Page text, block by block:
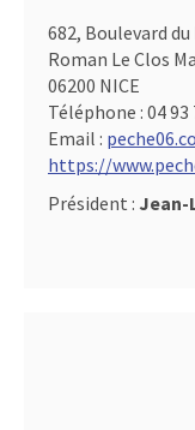
682, Boulevard
Roman Le Clos
06200 NICE
Téléphone : 04 93
Email :
https://
Président : Jean-